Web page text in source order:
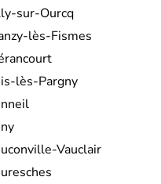
sur-Ourcq
lès-Fismes
lès-Pargny
Vauclair